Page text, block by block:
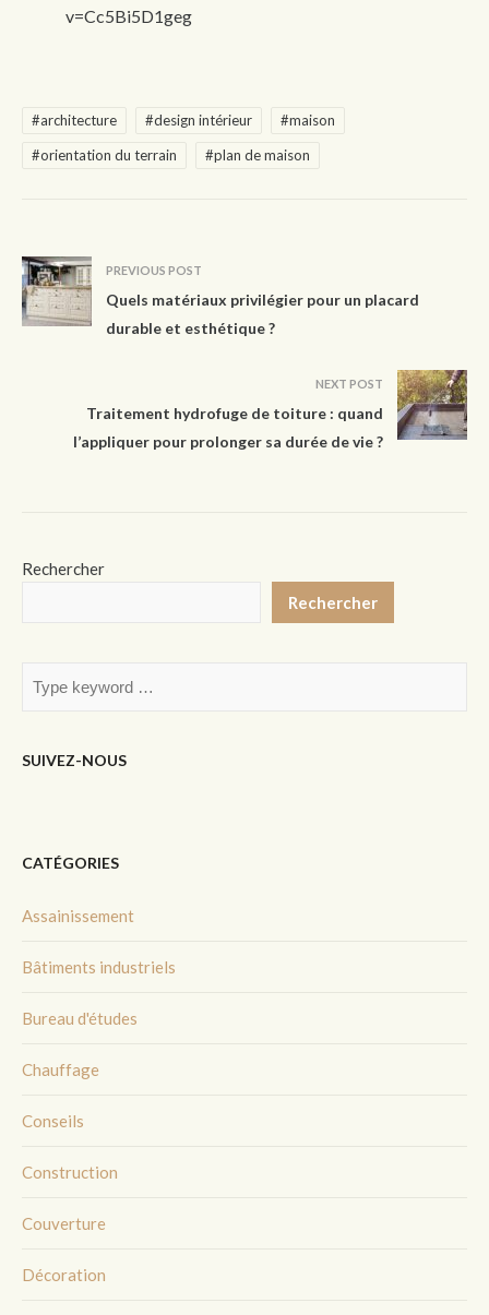
v=Cc5Bi5D1geg
#architecture #design intérieur
#maison
#orientation du terrain
#plan de maison
PREVIOUS POST
Quels matériaux privilégier pour un placard
durable et esthétique ?
NEXT POST
Traitement hydrofuge de toiture : quand
l’appliquer pour prolonger sa durée de vie ?
Rechercher
Rechercher
SUIVEZ-NOUS
CATÉGORIES
Assainissement
Bâtiments industriels
Bureau d'études
Chauffage
Conseils
Construction
Couverture
Décoration